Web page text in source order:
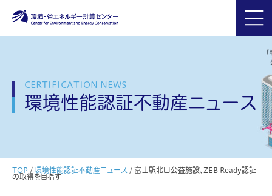
CERTIFICATION NEWS
環境性能認証不動産ニュース
TOP / 環境性能認証不動産ニュース / 富士駅北口公益施設、ZEB Ready認証
の取得を目指す